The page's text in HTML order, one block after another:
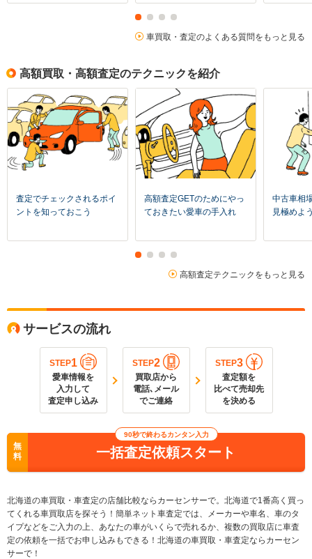
車買取・査定のよくある質問をもっと見る
高額買取・高額査定のテクニックを紹介
査定でチェックされるポイ
ントを知っておこう
高額査定GETのためにやっ
ておきたい愛車の手入れ
中古車相
見極めよ
高額査定テクニックをもっと見る
サービスの流れ
STEP1
愛車情報を
入力して
査定申し込み
STEP2
買取店から
電話､メール
でご連絡
STEP3
査定額を
比べて売却先
を決める
90秒で終わるカンタン入力
無
料
一括査定依頼スタート
北海道の車買取・車査定の店舗比較ならカーセンサーで。北海道で1番高く買っ
てくれる車買取店を探そう！簡単ネット車査定では、メーカーや車名、車のタ
イプなどをご入力の上、あなたの車がいくらで売れるか、複数の買取店に車査
定の依頼を一括でお申し込みもできる！北海道の車買取・車査定ならカーセン
サーで！